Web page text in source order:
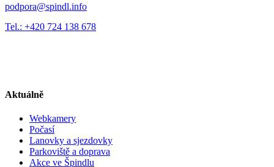
podpora@spindl.info
Tel.: +420 724 138 678
Aktuálně
Webkamery
Počasí
Lanovky a sjezdovky
Parkoviště a doprava
Akce ve Špindlu